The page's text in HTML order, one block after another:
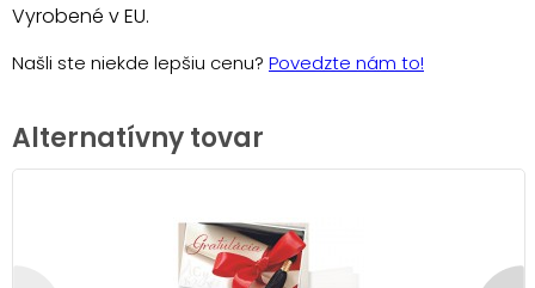
Vyrobené v EU.
Našli ste niekde lepšiu cenu? Povedzte nám to!
Alternatívny tovar